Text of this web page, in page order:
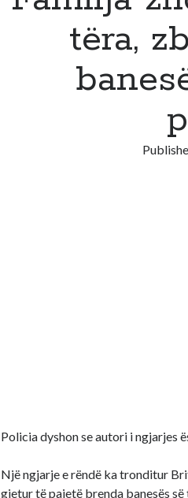
tëra,
Policia dyshon se autori i ngjarjes
Një ngjarje e rëndë ka tronditur
gjetur të pajetë brenda banesës